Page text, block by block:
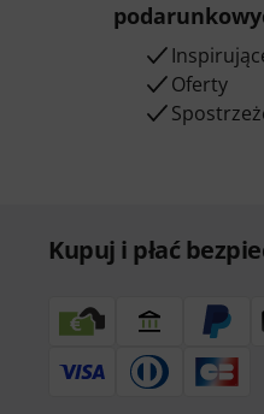
Oferty
Kupuj i płać